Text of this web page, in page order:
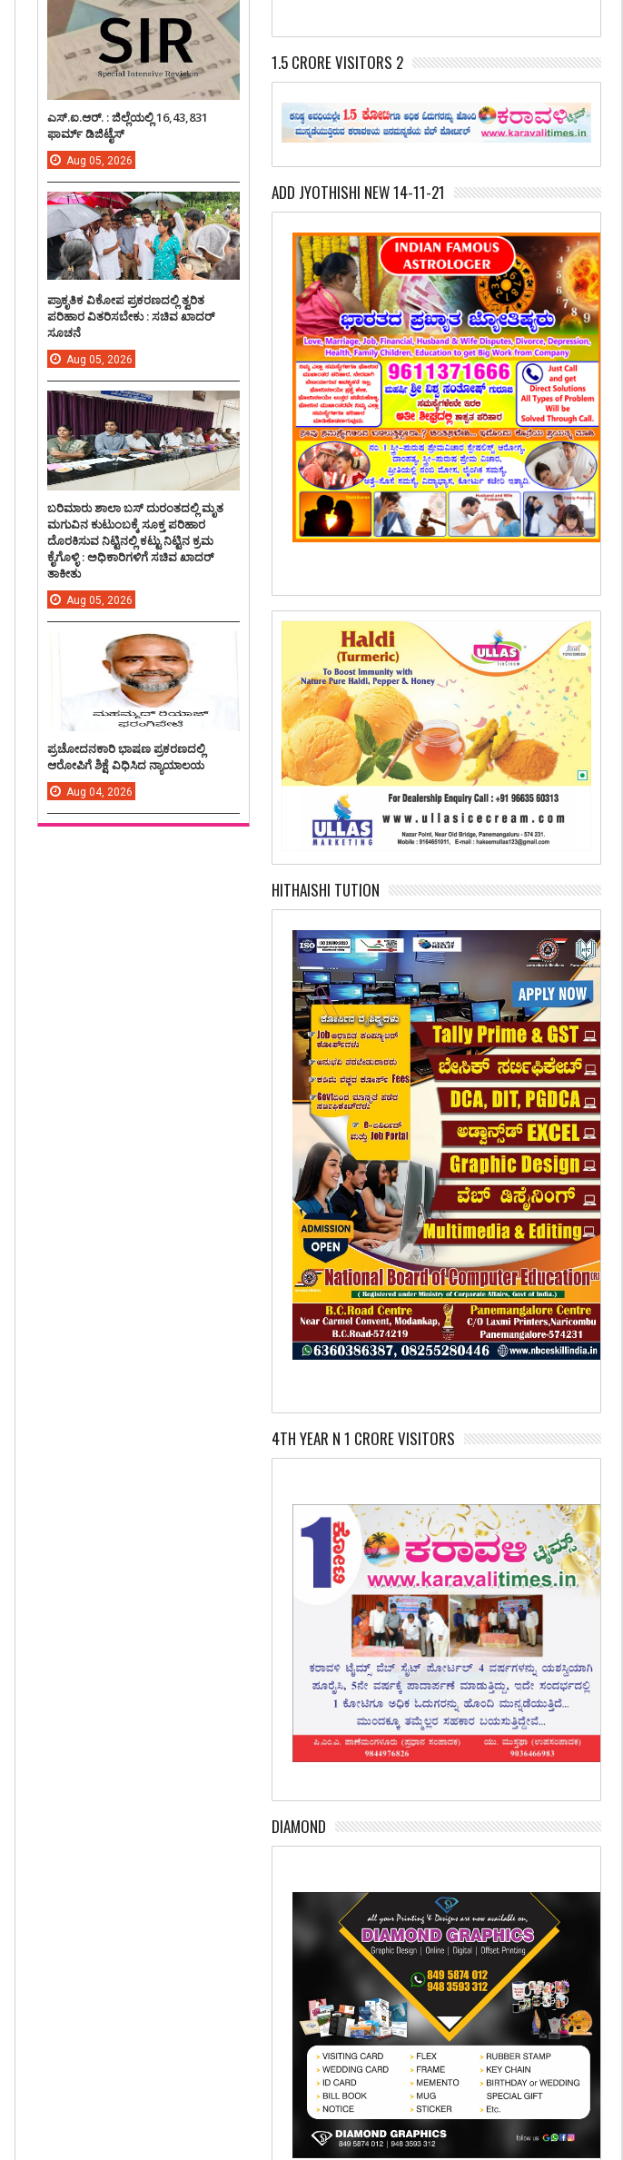
1.5 CRORE VISITORS 2
ADD JYOTHISHI NEW 14-11-21
HITHAISHI TUTION
4TH YEAR N 1 CRORE VISITORS
DIAMOND
ಎಸ್.ಐ.ಆರ್. : ಜಿಲ್ಲೆಯಲ್ಲಿ 16,43,831
ಫಾರ್ಮ್ ಡಿಜಿಟೈಸ್
Aug 05, 2026
ಪ್ರಾಕೃತಿಕ ವಿಕೋಪ ಪ್ರಕರಣದಲ್ಲಿ ತ್ವರಿತ
ಪರಿಹಾರ ವಿತರಿಸಬೇಕು : ಸಚಿವ ಖಾದರ್
ಸೂಚನೆ
Aug 05, 2026
ಬರಿಮಾರು ಶಾಲಾ ಬಸ್ ದುರಂತದಲ್ಲಿ ಮೃತ
ಮಗುವಿನ ಕುಟುಂಬಕ್ಕೆ ಸೂಕ್ತ ಪರಿಹಾರ
ದೊರಕಿಸುವ ನಿಟ್ಟಿನಲ್ಲಿ ಕಟ್ಟು ನಿಟ್ಟಿನ ಕ್ರಮ
ಕೈಗೊಳ್ಳಿ : ಅಧಿಕಾರಿಗಳಿಗೆ ಸಚಿವ ಖಾದರ್
ತಾಕೀತು
Aug 05, 2026
ಪ್ರಚೋದನಕಾರಿ ಭಾಷಣ ಪ್ರಕರಣದಲ್ಲಿ
ಆರೋಪಿಗೆ ಶಿಕ್ಷೆ ವಿಧಿಸಿದ ನ್ಯಾಯಾಲಯ
Aug 04, 2026